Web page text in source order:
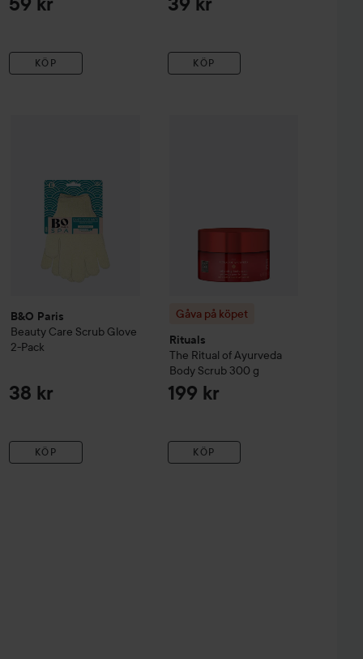
KÖP KÖP
B&O Paris
Beauty Care Scrub Glove
2-Pack
38 kr
KÖP
Gåva på köpet
Rituals
The Ritual of Ayurveda
Body Scrub 300 g
199 kr
KÖP